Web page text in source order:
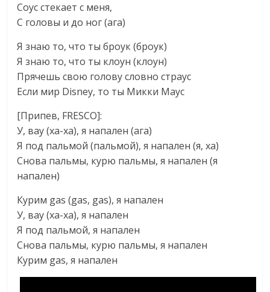
Соус стекает с меня,
С головы и до ног (ага)
Я знаю то, что ты броук (броук)
Я знаю то, что ты клоун (клоун)
Прячешь свою голову словно страус
Если мир Disney, то ты Микки Маус
[Припев, FRESCO]:
У, вау (ха-ха), я напален (ага)
Я под пальмой (пальмой), я напален (я, ха)
Снова пальмы, курю пальмы, я напален (я
напален)
Курим gas (gas, gas), я напален
У, вау (ха-ха), я напален
Я под пальмой, я напален
Снова пальмы, курю пальмы, я напален
Курим gas, я напален